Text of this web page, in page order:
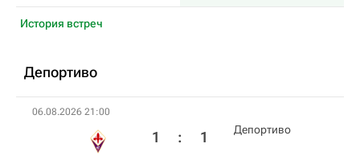
История встреч
Депортиво
06.08.2026 21:00
1 : 1 Депортиво